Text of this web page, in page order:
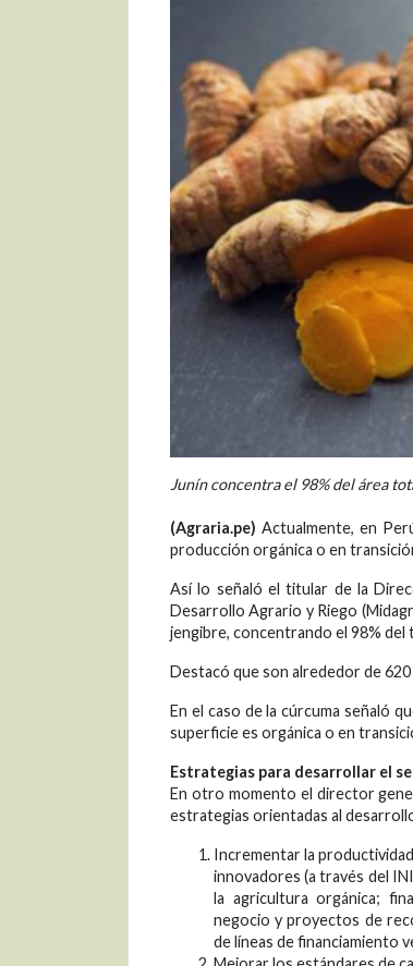
Junín concentra el 98% del área
(Agraria.pe) Actualmente, en
producción orgánica o en
Así lo señaló el titular de la
Desarrollo Agrario y Riego
jengibre, concentrando el 98% del
Destacó que son alrededor de
En el caso de la cúrcuma señaló
superficie es orgánica o en
Estrategias para desarrollar el
En otro momento el director
estrategias orientadas al
Incrementar la
innovadores (a través del
la agricultura orgánica;
negocio y proyectos de
de líneas de financiamiento